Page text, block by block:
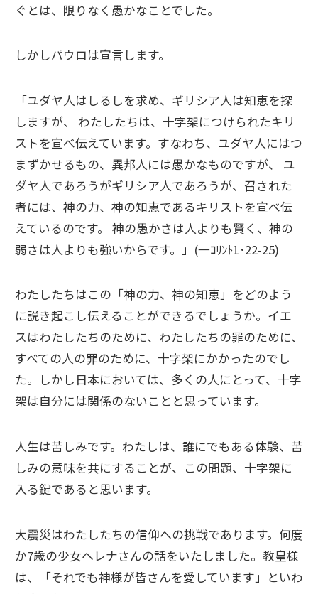
ぐとは、限りなく愚かなことでした。
しかしパウロは宣言します。
「ユダヤ人はしるしを求め、ギリシア人は知恵を探
しますが、 わたしたちは、十字架につけられたキリ
ストを宣べ伝えています。すなわち、ユダヤ人にはつ
まずかせるもの、異邦人には愚かなものですが、 ユ
ダヤ人であろうがギリシア人であろうが、召された
者には、神の力、神の知恵であるキリストを宣べ伝
えているのです。 神の愚かさは人よりも賢く、神の
弱さは人よりも強いからです。」(一ｺﾘﾝﾄ1･22-25)
わたしたちはこの「神の力、神の知恵」をどのよう
に説き起こし伝えることができるでしょうか。イエ
スはわたしたちのために、わたしたちの罪のために、
すべての人の罪のために、十字架にかかったのでし
た。しかし日本においては、多くの人にとって、十字
架は自分には関係のないことと思っています。
人生は苦しみです。わたしは、誰にでもある体験、苦
しみの意味を共にすることが、この問題、十字架に
入る鍵であると思います。
大震災はわたしたちの信仰への挑戦であります。何度
か7歳の少女ヘレナさんの話をいたしました。教皇様
は、「それでも神様が皆さんを愛しています」といわ